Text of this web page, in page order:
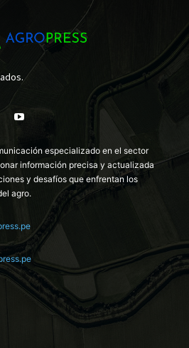
especializado en el sector
información precisa y actualizada
y desafíos que enfrentan los
agro.